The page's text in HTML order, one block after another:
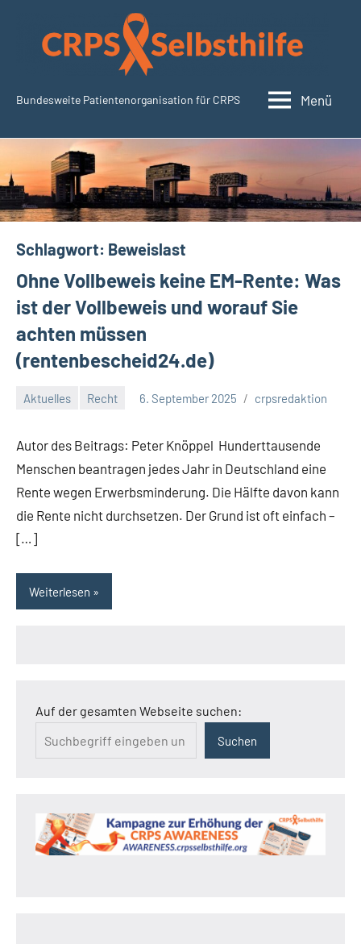
springen
CRPSSelbsthilfe.org
Bundesweite Patientenorganisation für CRPS Menü
Schlagwort: Beweislast
Ohne Vollbeweis keine EM-Rente: Was
ist der Vollbeweis und worauf Sie
achten müssen
(rentenbescheid24.de)
Aktuelles Recht 6. September 2025 crpsredaktion
Autor des Beitrags: Peter Knöppel Hunderttausende
Menschen beantragen jedes Jahr in Deutschland eine
Rente wegen Erwerbsminderung. Die Hälfte davon kann
die Rente nicht durchsetzen. Der Grund ist oft einfach –
[…]
Weiterlesen
Auf der gesamten Webseite suchen:
Suchen